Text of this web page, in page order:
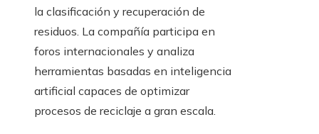
la clasificación y recuperación de
residuos. La compañía participa en
foros internacionales y analiza
herramientas basadas en inteligencia
artificial capaces de optimizar
procesos de reciclaje a gran escala.